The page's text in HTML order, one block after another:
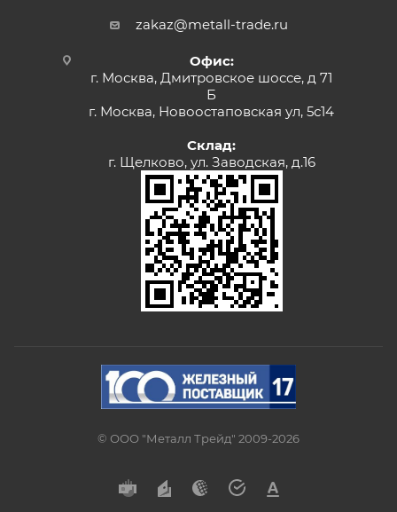
zakaz@metall-trade.ru
Офис:
г. Москва, Дмитровское шоссе, д 71
Б
г. Москва, Новоостаповская ул, 5с14
Склад:
г. Щелково, ул. Заводская, д.16
© ООО "Металл Трейд" 2009-2026